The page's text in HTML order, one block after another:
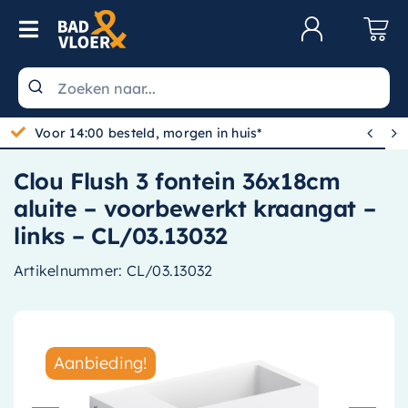
Skip to content
Toggle Navigation
Wastafels
Toiletten
Spiegels
Kranen
Douche
Radiatoren
Gratis bezorgd vanaf 100,-
 
Clou Flush 3 fontein 36x18cm
aluite – voorbewerkt kraangat –
links – CL/03.13032
Artikelnummer: CL/03.13032
Aanbieding!